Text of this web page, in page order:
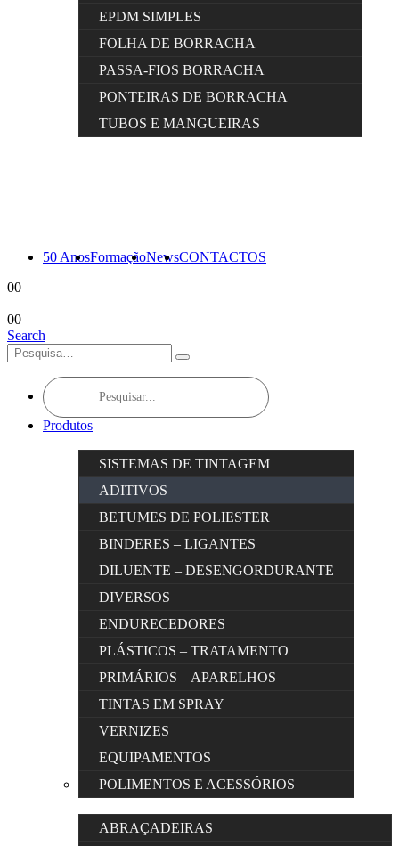
EPDM SIMPLES
FOLHA DE BORRACHA
PASSA-FIOS BORRACHA
PONTEIRAS DE BORRACHA
TUBOS E MANGUEIRAS
50 AnosFormaçãoNewsCONTACTOS
00
00
Search
Products
search
Produtos
SISTEMAS DE TINTAGEM
ADITIVOS
BETUMES DE POLIESTER
BINDERES – LIGANTES
DILUENTE – DESENGORDURANTE
DIVERSOS
ENDURECEDORES
PLÁSTICOS – TRATAMENTO
PRIMÁRIOS – APARELHOS
TINTAS EM SPRAY
VERNIZES
EQUIPAMENTOS
POLIMENTOS E ACESSÓRIOS
ABRAÇADEIRAS